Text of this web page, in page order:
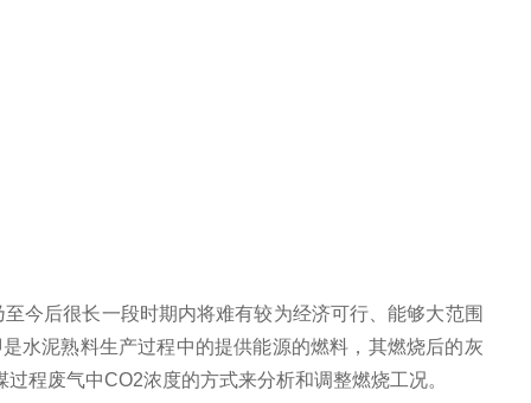
今后很长一段时期内将难有较为经济可行、能够大范围
水泥熟料生产过程中的提供能源的燃料，其燃烧后的灰
程废气中CO2浓度的方式来分析和调整燃烧工况。